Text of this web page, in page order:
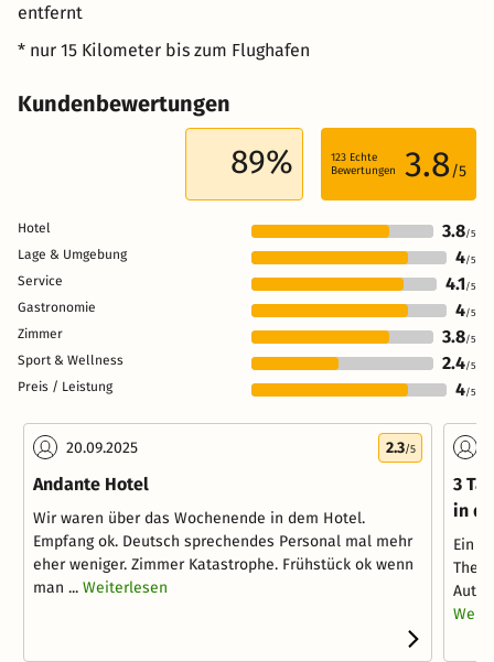
entfernt
* nur 15 Kilometer bis zum Flughafen
Kundenbewertungen
89% 123 Echte
Bewertungen
3.8/5
Hotel 3.8/5
Lage & Umgebung 4/5
Service 4.1/5
Gastronomie 4/5
Zimmer 3.8/5
Sport & Wellness 2.4/5
Preis / Leistung 4/5
20.09.2025 2.3/5
Andante Hotel
Wir waren über das Wochenende in dem Hotel.
Empfang ok. Deutsch sprechendes Personal mal mehr
eher weniger. Zimmer Katastrophe. Frühstück ok wenn
man ... Weiterlesen
3
in
Ein
Auto.